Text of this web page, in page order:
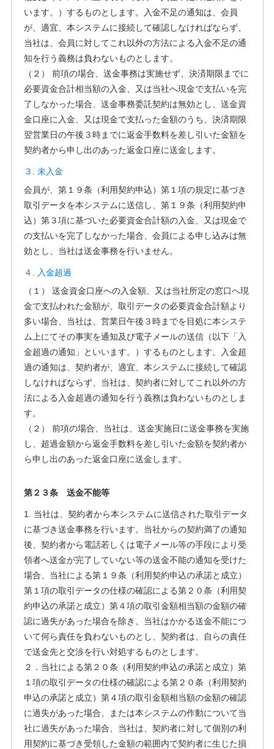
います。）するものとします。入金不足の通知は、会員
が、適宜、本システムに接続して確認しなければならず、
当社は、会員に対してこれ以外の方法による入金不足の通
知を行う義務は負わないものとします。
（２） 前項の場合、送金事務は実施せず、決済期限までに
必要資金合計相当額の入金、又は当社へ現金で支払いを完
了しなかった場合、送金事務委託契約は無効とし、送金資
金口座に入金、又は現金で支払った金額のうち、決済期限
翌営業日の午後３時までに返金手数料を差し引いた金額を
契約者から申し出のあった返金口座に送金します。
３. 未入金
会員が、第１９条（利用契約申込）第１項の規定に基づき
取引データを本システムに送信し、第１９条（利用契約申
込）第３項に基づいた必要資金合計額の入金、又は現金で
の支払いを完了しなかった場合、会員による申し込みは無
効とし、当社は送金事務を行いません。
４. 入金超過
（１） 送金資金口座への入金額、又は当社所定の窓口へ現
金で支払われた金額が、取引データの必要資金合計額より
多い場合、当社は、営業日午後３時までを目処に本システ
ム上にてその事実を通知及び電子メールの送信（以下「入
金超過の通知」といいます。）するものとします。入金超
過の通知は、契約者が、適宜、本システムに接続して確認
しなければならず、当社は、契約者に対してこれ以外の方
法による入金超過の通知を行う義務は負わないものとしま
す。
（２） 前項の場合、当社は、送金実施日に送金事務を実施
し、超過金額から返金手数料を差し引いた金額を契約者か
ら申し出のあった返金口座に送金します。
第２３条 送金不能等
1. 当社は、契約者から本システムに送信された取引データ
に基づき送金事務を行います。当社からの契約満了の通知
後、契約者から電話若しくは電子メール等の手段により受
領者へ送金が完了していない等の送金不能の通知を受けた
場合、当社による第１９条（利用契約申込の承諾と成立）
第１項の取引データの仕様の確認による第２０条（利用契
約申込の承諾と成立）第４項の取引金額相当額の金額の確
認に過失があった場合を除き、当社はかかる送金不能につ
いて何ら責任を負わないものとし、契約者は、自らの責任
で送金先と交渉を行い対処するものとします。
２．当社による第２０条（利用契約申込の承諾と成立）第
１項の取引データの仕様の確認による第２０条（利用契約
申込の承諾と成立）第４項の取引金額相当額の金額の確認
に過失があった場合、または本システムの作動について当
社に過失があった場合、当社は、契約者に対して個別の利
用契約に基づき受領した金額の範囲内で契約者に生じた損